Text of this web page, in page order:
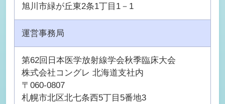
旭川市緑が丘東2条1丁目1－1
運営事務局
第62回日本医学放射線学会秋季臨床大会
株式会社コングレ 北海道支社内
〒060-0807
札幌市北区北七条西5丁目5番地3